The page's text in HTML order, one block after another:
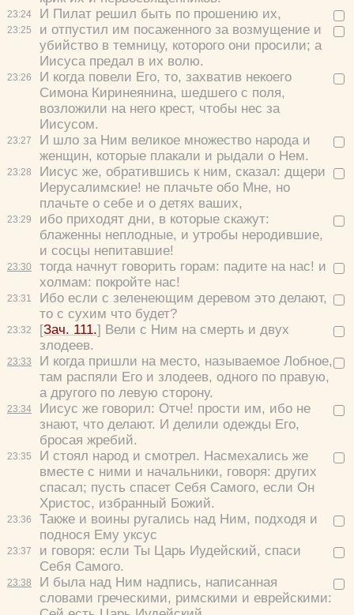
23:24
23:25
23:26
23:27
23:28
23:29
23:30
23:31
23:32
23:33
23:34
23:35
23:36
23:37
23:38
И Пилат решил быть по прошению их,
и отпустил им посаженного за возмущение и
убийство в темницу, которого они просили; а
Иисуса предал в их волю.
И когда повели Его, то, захватив некоего
Симона Киринеянина, шедшего с поля,
возложили на него крест, чтобы нес за
Иисусом.
И шло за Ним великое множество народа и
женщин, которые плакали и рыдали о Нем.
Иисус же, обратившись к ним, сказал: дщери
Иерусалимские! не плачьте обо Мне, но
плачьте о себе и о детях ваших,
ибо приходят дни, в которые скажут:
блаженны неплодные, и утробы неродившие,
и сосцы непитавшие!
тогда начнут говорить горам: падите на нас! и
холмам: покройте нас!
Ибо если с зеленеющим деревом это делают,
то с сухим что будет?
[Зач. 111.] Вели с Ним на смерть и двух
злодеев.
И когда пришли на место, называемое Лобное,
там распяли Его и злодеев, одного по правую,
а другого по левую сторону.
Иисус же говорил: Отче! прости им, ибо не
знают, что делают. И делили одежды Его,
бросая жребий.
И стоял народ и смотрел. Насмехались же
вместе с ними и начальники, говоря: других
спасал; пусть спасет Себя Самого, если Он
Христос, избранный Божий.
Также и воины ругались над Ним, подходя и
поднося Ему уксус
и говоря: если Ты Царь Иудейский, спаси
Себя Самого.
И была над Ним надпись, написанная
словами греческими, римскими и еврейскими:
Хорошо
Да
Нет
Вход
Цвет: